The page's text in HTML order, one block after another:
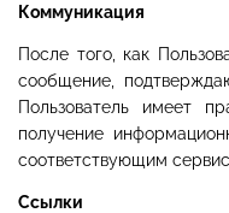
Коммуникация
После того, как
сообщение,
Пользователь имеет
получение
соответствующим
Ссылки